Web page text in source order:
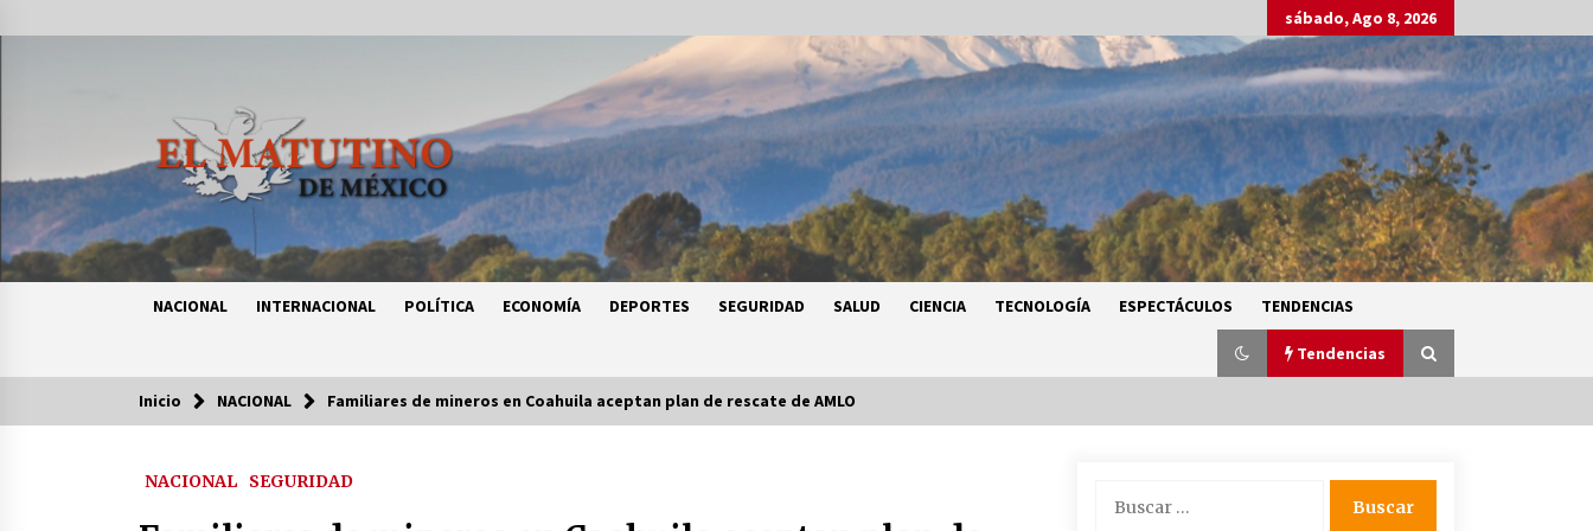
al
sábado, Ago 8, 2026
NACIONAL INTERNACIONAL POLÍTICA ECONOMÍA DEPORTES SEGURIDAD SALUD CIENCIA TECNOLOGÍA ESPECTÁCULOS TENDENCIAS
Tendencias
Tendencias
Certificado de Dafne Quintos revela
granizo y calor extremo en gran
Inicio NACIONAL Familiares de mineros en Coahuila aceptan plan de rescate de AMLO
NACIONAL SEGURIDAD